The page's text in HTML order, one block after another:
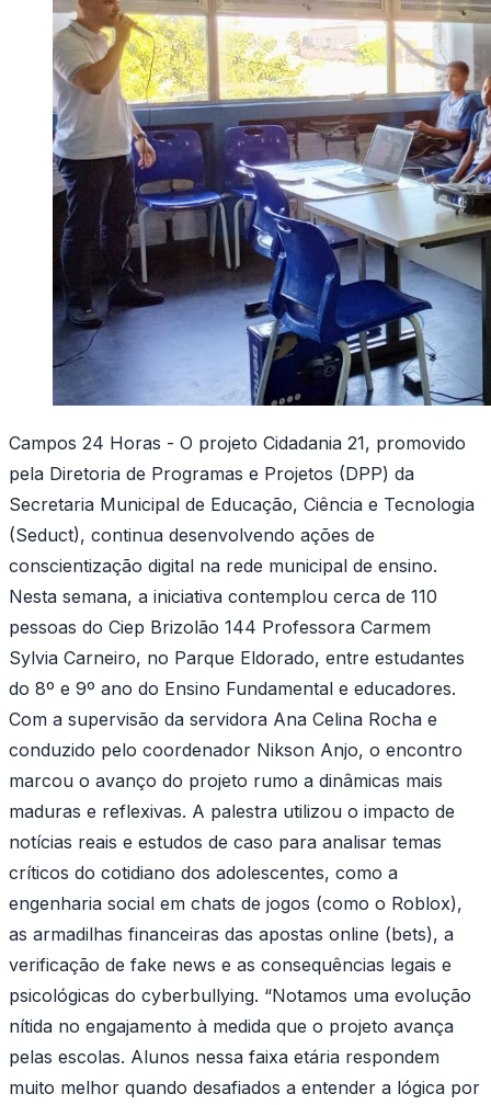
Campos 24 Horas - O projeto Cidadania 21, promovido
pela Diretoria de Programas e Projetos (DPP) da
Secretaria Municipal de Educação, Ciência e Tecnologia
(Seduct), continua desenvolvendo ações de
conscientização digital na rede municipal de ensino.
Nesta semana, a iniciativa contemplou cerca de 110
pessoas do Ciep Brizolão 144 Professora Carmem
Sylvia Carneiro, no Parque Eldorado, entre estudantes
do 8º e 9º ano do Ensino Fundamental e educadores.
Com a supervisão da servidora Ana Celina Rocha e
conduzido pelo coordenador Nikson Anjo, o encontro
marcou o avanço do projeto rumo a dinâmicas mais
maduras e reflexivas. A palestra utilizou o impacto de
notícias reais e estudos de caso para analisar temas
críticos do cotidiano dos adolescentes, como a
engenharia social em chats de jogos (como o Roblox),
as armadilhas financeiras das apostas online (bets), a
verificação de fake news e as consequências legais e
psicológicas do cyberbullying. “Notamos uma evolução
nítida no engajamento à medida que o projeto avança
pelas escolas. Alunos nessa faixa etária respondem
muito melhor quando desafiados a entender a lógica por